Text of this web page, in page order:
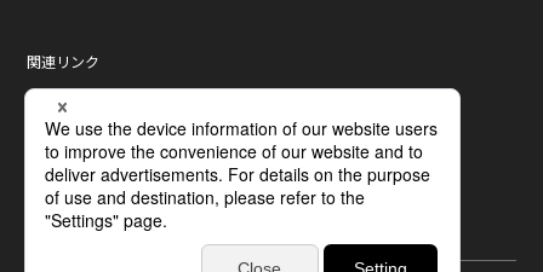
液晶メタサーフェス反射板
X線センサー
指紋センサー
圧力分布センサー
光学式薄型イメージセンサー
ディスプレイの基礎
受託加工および研究開発サポート
サステナビリティ資料室
IRカレンダー
電子公告
人財像/人財マネジメント基本方針
会社の人財育成/若手人財育成体系
ひとめでわかるJDI
採用に関するよくあるご質問
メディア掲載
タグ一覧
関連リンク
サイトマップ
サイトのご利用条件
個人情報保護方針
ソーシャルメディアポリシー